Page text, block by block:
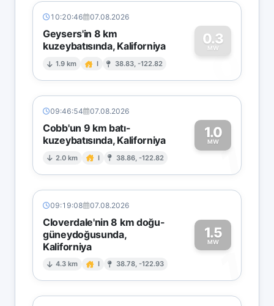
10:20:46 07.08.2026
Geysers'in 8 km
kuzeybatısında, Kaliforniya
1.9 km I 38.83, -122.82
0.3
MW
0
09:46:54 07.08.2026
Cobb'un 9 km batı-
kuzeybatısında, Kaliforniya
2.0 km I 38.86, -122.82
1.0
MW1
09:19:08 07.08.2026
Cloverdale'nin 8 km doğu-
güneydoğusunda,
Kaliforniya
4.3 km I 38.78, -122.93
1.5
MW
1